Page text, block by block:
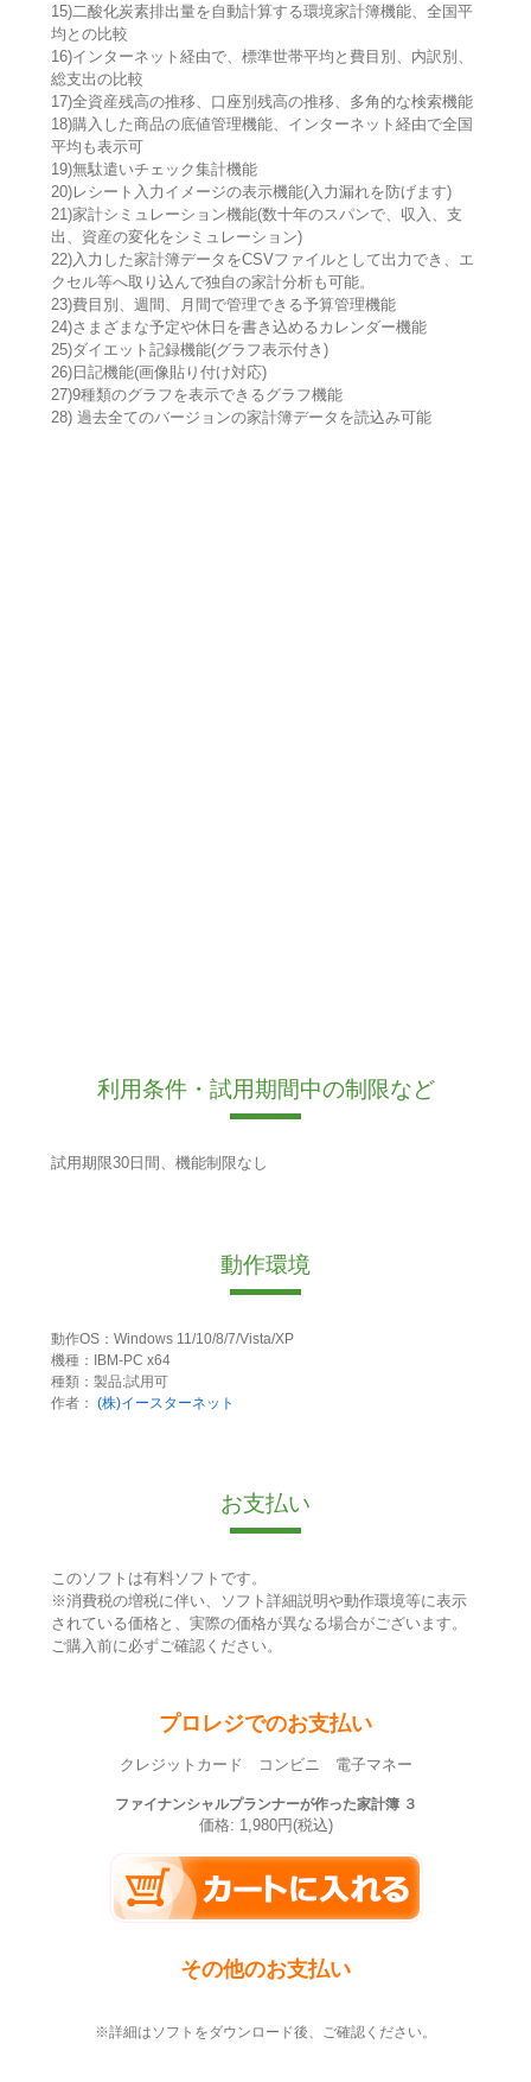
15)二酸化炭素排出量を自動計算する環境家計簿機能、全国平
均との比較
16)インターネット経由で、標準世帯平均と費目別、内訳別、
総支出の比較
17)全資産残高の推移、口座別残高の推移、多角的な検索機能
18)購入した商品の底値管理機能、インターネット経由で全国
平均も表示可
19)無駄遣いチェック集計機能
20)レシート入力イメージの表示機能(入力漏れを防げます)
21)家計シミュレーション機能(数十年のスパンで、収入、支
出、資産の変化をシミュレーション)
22)入力した家計簿データをCSVファイルとして出力でき、エ
クセル等へ取り込んで独自の家計分析も可能。
23)費目別、週間、月間で管理できる予算管理機能
24)さまざまな予定や休日を書き込めるカレンダー機能
25)ダイエット記録機能(グラフ表示付き)
26)日記機能(画像貼り付け対応)
27)9種類のグラフを表示できるグラフ機能
28) 過去全てのバージョンの家計簿データを読込み可能
利用条件・試用期間中の制限など
試用期限30日間、機能制限なし
動作環境
動作OS：Windows 11/10/8/7/Vista/XP
機種：IBM-PC x64
種類：製品:試用可
作者： (株)イースターネット
お支払い
このソフトは有料ソフトです。
※消費税の増税に伴い、ソフト詳細説明や動作環境等に表示
されている価格と、実際の価格が異なる場合がございます。
ご購入前に必ずご確認ください。
プロレジでのお支払い
クレジットカード コンビニ 電子マネー
ファイナンシャルプランナーが作った家計簿 ３
価格: 1,980円(税込)
その他のお支払い
※詳細はソフトをダウンロード後、ご確認ください。